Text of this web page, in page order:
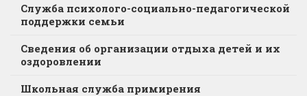
Служба психолого-социально-педагогической
поддержки семьи
Сведения об организации отдыха детей и их
оздоровлении
Школьная служба примирения